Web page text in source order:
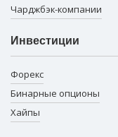
Чарджбэк-компании
Инвестиции
Форекс
Бинарные опционы
Хайпы